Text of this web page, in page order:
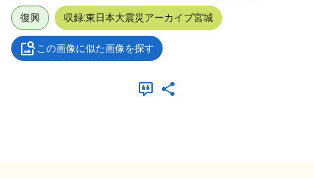
復興 収録:東日本大震災アーカイブ宮城
この画像に似た画像を探す